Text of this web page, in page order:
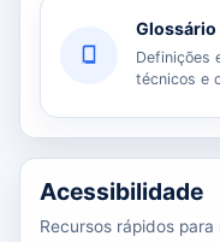
Glossário
Definições
técnicos e
Acessibilidade
Recursos rápidos